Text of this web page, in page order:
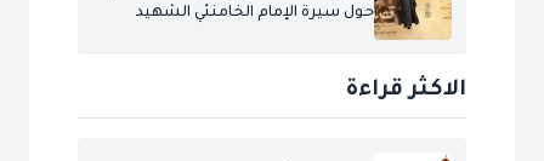
حول سيرة الإمام الخامنئي الشهيد
الاكثر قراءة